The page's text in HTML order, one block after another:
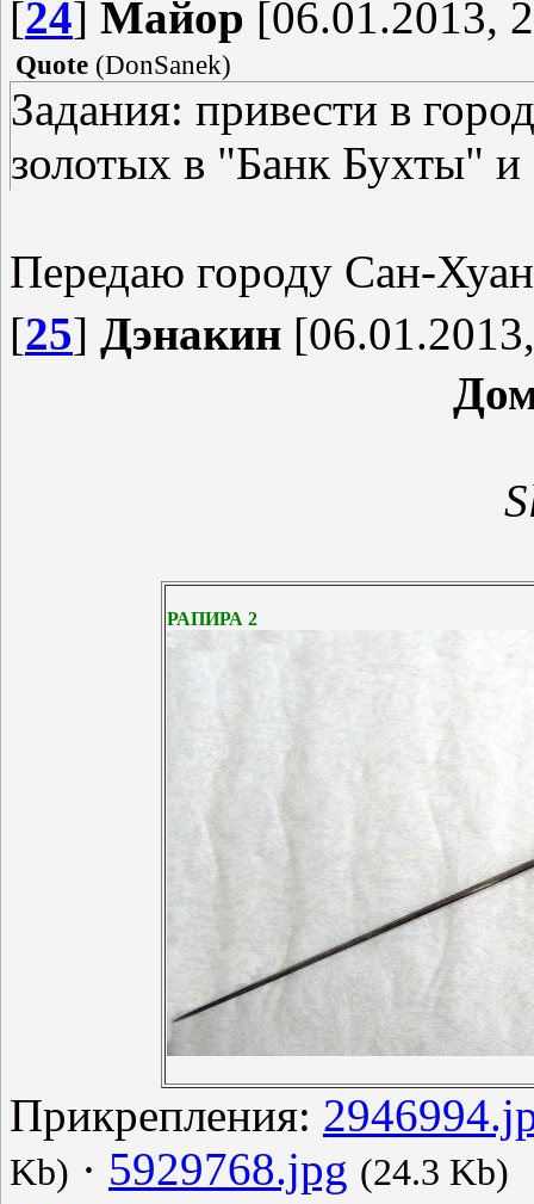
[24] Майор [06.01.2013,
Quote (DonSanek)
Задания: привести в
золотых в "Банк Бухты" и
Передаю городу Сан-
[25] Дэнакин
РАПИРА 2
Прикрепления:
Kb) · 5929768.jpg (24.3 Kb)